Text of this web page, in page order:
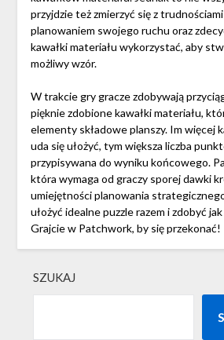
przyjdzie też zmierzyć się z
planowaniem swojego ruchu oraz
kawałki materiału wykorzystać, aby
możliwy wzór.
W trakcie gry gracze zdobywają
pięknie zdobione kawałki materiału,
elementy składowe planszy. Im więcej
uda się ułożyć, tym większa liczba
przypisywana do wyniku końcowego.
która wymaga od graczy sporej dawki
umiejętności planowania
ułożyć idealne puzzle razem i zdobyć
Grajcie w Patchwork, by się przekonać!
SZUKAJ